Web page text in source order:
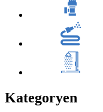
Kategoryen